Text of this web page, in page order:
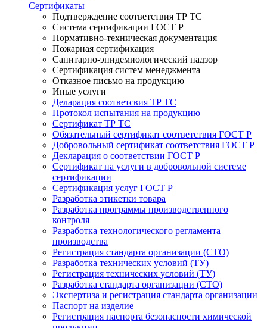
Сертификаты
Подтверждение соответствия ТР ТС
Система сертификации ГОСТ Р
Нормативно-техническая документация
Пожарная сертификация
Санитарно-эпидемиологический надзор
Сертификация систем менеджмента
Отказное письмо на продукцию
Иные услуги
Деларация соответсвия ТР ТС
Протокол испытания на продукцию
Сертификат ТР ТС
Обязательный сертификат соответствия ГОСТ Р
Добровольный сертификат соответствия ГОСТ Р
Декларация о соответствии ГОСТ Р
Сертификат на услуги в добровольной системе
сертификации
Сертификация услуг ГОСТ Р
Разработка этикетки товара
Разработка программы производственного
контроля
Разработка технологического регламента
производства
Регистрация стандарта организации (СТО)
Разработка технических условий (ТУ)
Регистрация технических условий (ТУ)
Разработка стандарта организации (СТО)
Экспертиза и регистрация стандарта организации
Паспорт на изделие
Регистрация паспорта безопасности химической